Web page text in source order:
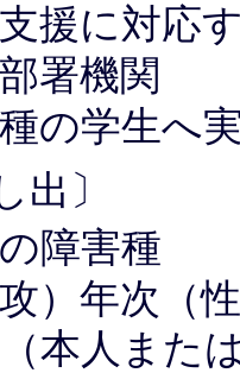
援に対応
署機関
の学生へ
出〕
障害種
）年次（
本人また